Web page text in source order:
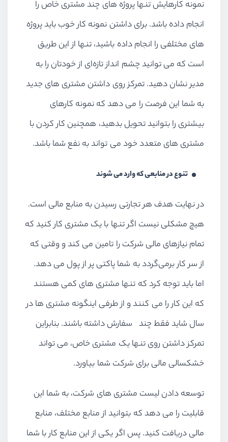
نمونه کارهایش تنها پروژه های چند مشتری خاص را
انجام داده باشد. برای داشتن نمونه کار خوب باید پروژه
های مختلفی را انجام داده باشید، تنها از این طریق
است که می توانید چشم انداز تازه‌ای از خودتان را به
مدیر نشان دهید. تمرکز روی داشتن مشتری های جدید
به شما این فرصت را می دهد که نمونه کارهای
بیشتری را بتوانید تحویل بدهید، همچنین کار کردن با
مشتری های متعدد خود می تواند به نفع شما باشد.
تنوع در منابعی که وارد می شوند
در نهایت هدف هر تجارتی رسیدن به منابع مالی است.
هیچ مشکلی نیست اگر تنها با یک مشتری کار کنید که
تمام نیازهای مالی شرکت را تامین می کند و وقتی که
از سر کار برمی‌گردد به شما پاکتی پر از پول می دهد.
اما باید توجه کرد که تنها مشتری های کمی هستند
که این کار را می کنند و از طرفی اینگونه مشتری ها در
سال شاید فقط چند سفارش داشته باشند. بنابراین
تمرکز داشتن روی تنها یک مشتری خاص، می تواند
خشکسالی مالی برای شرکت شما بیاورد.
توسعه دادن لیست مشتری های شرکت، به شما این
قابلیت را می دهد که بتوانید از منابع مختلف، منابع
مالی دریافت کنید. پس اگر یکی از این منابع کار با شما